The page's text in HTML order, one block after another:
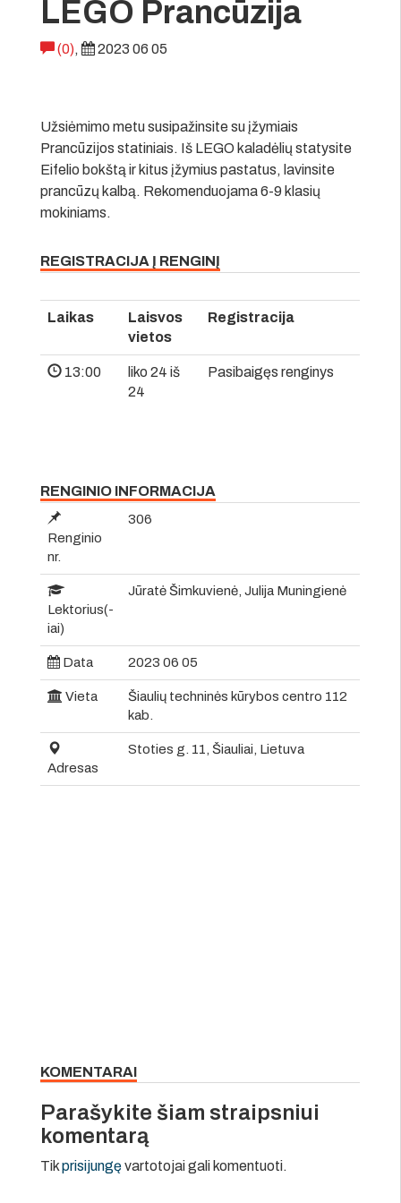
LEGO Prancūzija
(0), 2023 06 05
Užsiėmimo metu susipažinsite su įžymiais
Prancūzijos statiniais. Iš LEGO kaladėlių statysite
Eifelio bokštą ir kitus įžymius pastatus, lavinsite
prancūzų kalbą. Rekomenduojama 6-9 klasių
mokiniams.
REGISTRACIJA Į RENGINĮ
Laikas
Laisvos
vietos
Registracija
13:00
liko 24 iš
24
Pasibaigęs renginys
RENGINIO INFORMACIJA
Renginio
nr.
306
Lektorius(-
iai)
Jūratė Šimkuvienė, Julija Muningienė
Data 2023 06 05
Vieta
Šiaulių techninės kūrybos centro 112
kab.
Adresas
Stoties g. 11, Šiauliai, Lietuva
KOMENTARAI
Parašykite šiam straipsniui
komentarą
Tikprisijungęvartotojai gali komentuoti.